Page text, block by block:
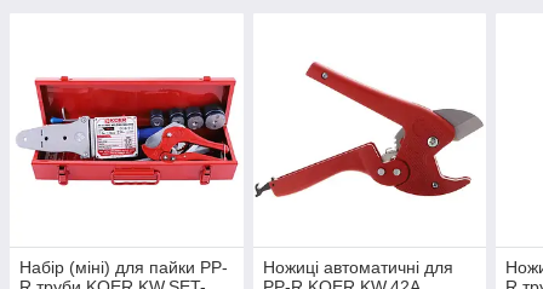
Набір (міні) для пайки PP-
Ножиці автоматичні для